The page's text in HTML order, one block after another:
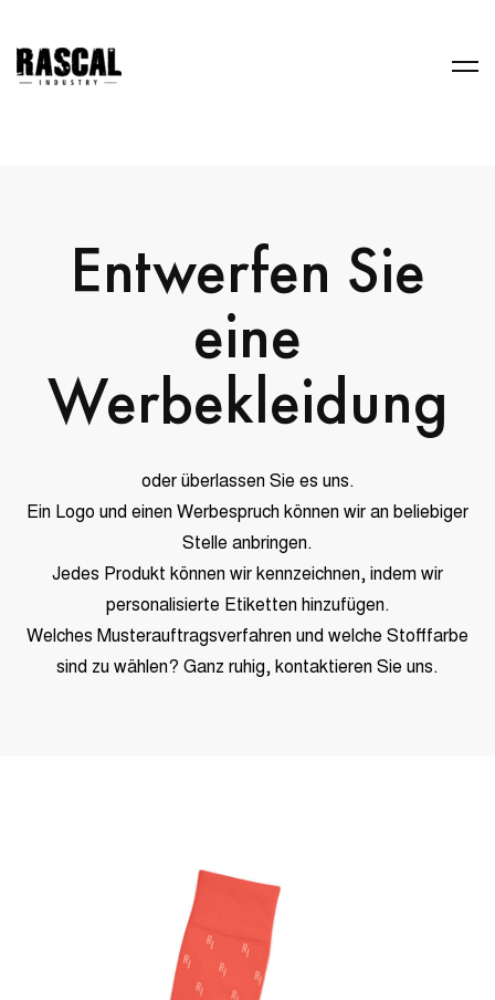
Entwerfen Sie
eine
Werbekleidung
oder überlassen Sie es uns.
Ein Logo und einen Werbespruch können wir an beliebiger
Stelle anbringen.
Jedes Produkt können wir kennzeichnen, indem wir
personalisierte Etiketten hinzufügen.
Welches Musterauftragsverfahren und welche Stofffarbe
sind zu wählen? Ganz ruhig, kontaktieren Sie uns.